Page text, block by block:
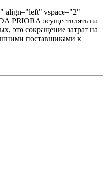
align="left" vspace="2"
PRIORA осуществлять на
это сокращение затрат на
поставщиками к